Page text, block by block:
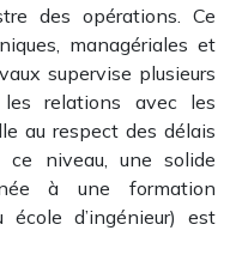
des opérations. Ce
managériales et
supervise plusieurs
les relations avec les
au respect des délais
niveau, une solide
à une formation
école d’ingénieur) est